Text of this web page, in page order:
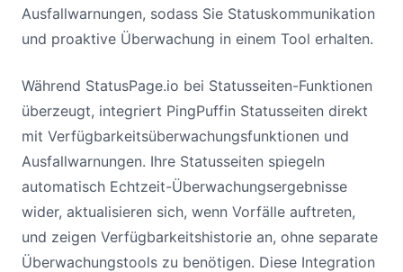
Ausfallwarnungen, sodass Sie Statuskommunikation
und proaktive Überwachung in einem Tool erhalten.
Während StatusPage.io bei Statusseiten-Funktionen
überzeugt, integriert PingPuffin Statusseiten direkt
mit Verfügbarkeitsüberwachungsfunktionen und
Ausfallwarnungen. Ihre Statusseiten spiegeln
automatisch Echtzeit-Überwachungsergebnisse
wider, aktualisieren sich, wenn Vorfälle auftreten,
und zeigen Verfügbarkeitshistorie an, ohne separate
Überwachungstools zu benötigen. Diese Integration